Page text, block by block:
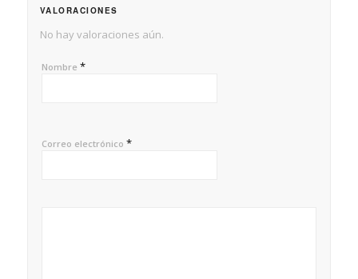
VALORACIONES
No hay valoraciones aún.
Nombre *
Correo electrónico *